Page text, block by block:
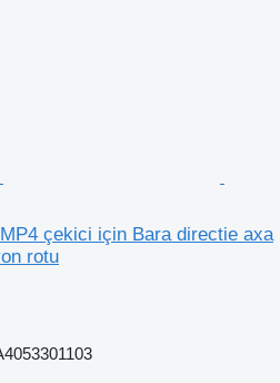
çekici için Bara directie axa
rotu